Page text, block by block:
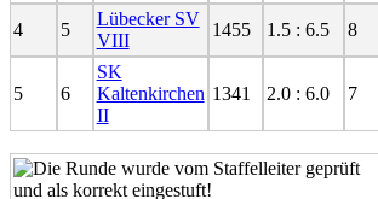
4 5
Lübecker SV
VIII
1455 1.5 : 6.5 8
5 6
SK
Kaltenkirchen
II
1341 2.0 : 6.0 7